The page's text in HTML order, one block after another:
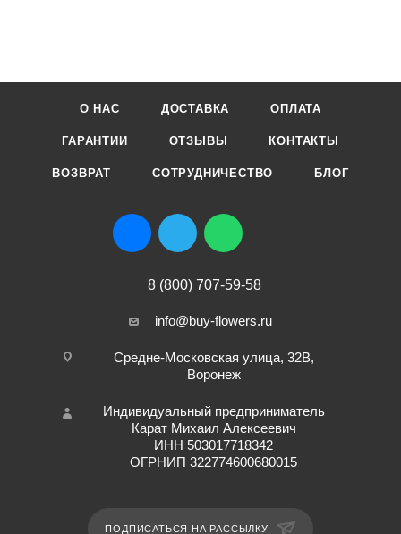
О НАС ДОСТАВКА ОПЛАТА
ГАРАНТИИ ОТЗЫВЫ КОНТАКТЫ
ВОЗВРАТ СОТРУДНИЧЕСТВО БЛОГ
8 (800) 707-59-58
info@buy-flowers.ru
Средне-Московская улица, 32В,
Воронеж
Индивидуальный предприниматель
Карат Михаил Алексеевич
ИНН 503017718342
ОГРНИП 322774600680015
ПОДПИСАТЬСЯ НА РАССЫЛКУ